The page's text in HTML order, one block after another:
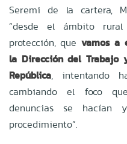
Seremi de la cartera,
“desde el ámbito rural
protección, que vamos a
la Dirección del Trabajo
República, intentando
cambiando el foco
denuncias se hacían
procedimiento”.